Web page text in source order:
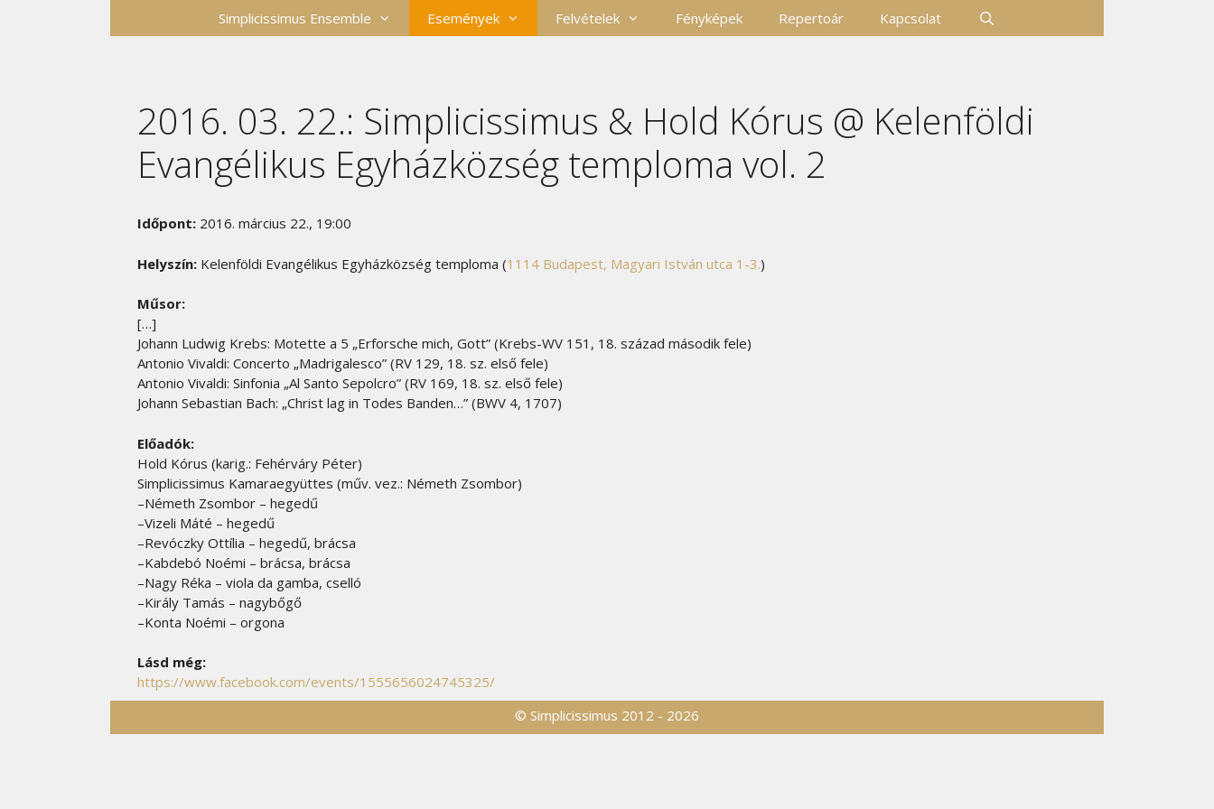
Simplicissimus Ensemble Események Felvételek Fényképek Repertoár Kapcsolat
2016. 03. 22.: Simplicissimus & Hold Kórus @ Kelenföldi
Evangélikus Egyházközség temploma vol. 2
Időpont: 2016. március 22., 19:00
Helyszín: Kelenföldi Evangélikus Egyházközség temploma (1114 Budapest, Magyari István utca 1-3.)
Műsor:
[…]
Johann Ludwig Krebs: Motette a 5 „Erforsche mich, Gott” (Krebs-WV 151, 18. század második fele)
Antonio Vivaldi: Concerto „Madrigalesco” (RV 129, 18. sz. első fele)
Antonio Vivaldi: Sinfonia „Al Santo Sepolcro” (RV 169, 18. sz. első fele)
Johann Sebastian Bach: „Christ lag in Todes Banden…” (BWV 4, 1707)
Előadók:
Hold Kórus (karig.: Fehérváry Péter)
Simplicissimus Kamaraegyüttes (műv. vez.: Németh Zsombor)
–Németh Zsombor – hegedű
–Vizeli Máté – hegedű
–Revóczky Ottília – hegedű, brácsa
–Kabdebó Noémi – brácsa, brácsa
–Nagy Réka – viola da gamba, cselló
–Király Tamás – nagybőgő
–Konta Noémi – orgona
Lásd még:
https://www.facebook.com/events/1555656024745325/
© Simplicissimus 2012 - 2026